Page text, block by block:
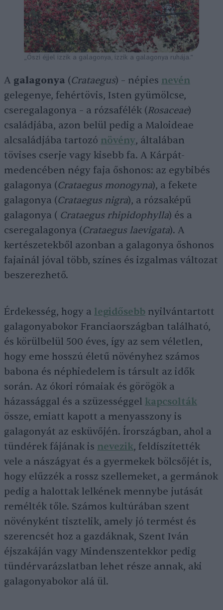
„Őszi éjjel izzik a galagonya, izzik a galagonya ruhája.”
A galagonya (Crataegus) – népies nevén
gelegenye, fehértövis, Isten gyümölcse,
cseregalagonya – a rózsafélék (Rosaceae)
családjába, azon belül pedig a Maloideae
alcsaládjába tartozó növény, általában
tövises cserje vagy kisebb fa. A Kárpát-
medencében négy faja őshonos: az egybibés
galagonya (Crataegus monogyna), a fekete
galagonya (Crataegus nigra), a rózsaképű
galagonya ( Crataegus rhipidophylla) és a
cseregalagonya (Crataegus laevigata). A
kertészetekből azonban a galagonya őshonos
fajainál jóval több, színes és izgalmas változat
beszerezhető.
Érdekesség, hogy a legidősebb nyilvántartott
galagonyabokor Franciaországban található,
és körülbelül 500 éves, így az sem véletlen,
hogy eme hosszú életű növényhez számos
babona és néphiedelem is társult az idők
során. Az ókori rómaiak és görögök a
házassággal és a szüzességgel kapcsolták
össze, emiatt kapott a menyasszony is
galagonyát az esküvőjén. Írországban, ahol a
tündérek fájának is nevezik, feldíszítették
vele a nászágyat és a gyermekek bölcsőjét is,
hogy elűzzék a rossz szellemeket, a germánok
pedig a halottak lelkének mennybe jutását
remélték tőle. Számos kultúrában szent
növényként tisztelik, amely jó termést és
szerencsét hoz a gazdáknak, Szent Iván
éjszakáján vagy Mindenszentekkor pedig
tündérvarázslatban lehet része annak, aki
galagonyabokor alá ül.